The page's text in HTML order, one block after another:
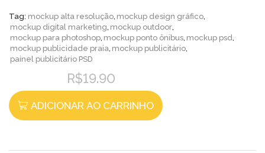
Tag: mockup alta resolução, mockup design gráfico,
mockup digital marketing, mockup outdoor,
mockup para photoshop, mockup ponto ônibus, mockup psd,
mockup publicidade praia, mockup publicitário,
painel publicitário PSD
R$19.90
ADICIONAR AO CARRINHO